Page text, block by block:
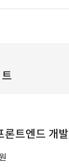
트엔드 개발